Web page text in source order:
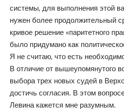
системы, для выполнения этой
нужен более продолжительный
кривое решение «паритетного
было придумано как
Я не считаю, что есть
В отличие от вышеупомянутого
выбора трех новых судей в
достичь согласия. В этом
Левина кажется мне разумным.